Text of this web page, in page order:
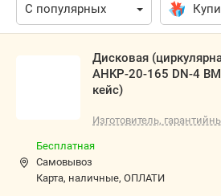
Дисковая
AHKP-20-165 DN-4
кейс)
Изготовитель,
Бесплатная
Самовывоз
карта, наличные, ОПЛАТИ